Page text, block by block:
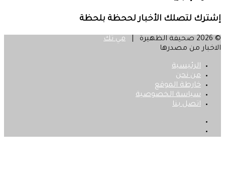
إشترك لتصلك الأخبار لححظة بلحظة
© 2026 صحيفة الظهيرة |
مي تك
الاخبار من مصدرها
الرئيسية
من نحن
خارطة الموقع
سياسة الخصوصية
اتصل بنا